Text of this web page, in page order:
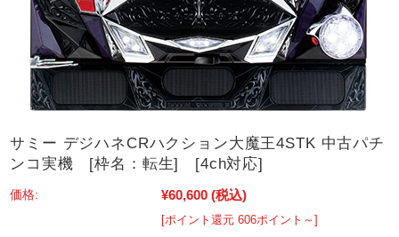
サミー デジハネCRハクション大魔王4STK 中古パチ
ンコ実機 [枠名：転生] [4ch対応]
価格: ¥60,600 (税込)
[ポイント還元 606ポイント～]